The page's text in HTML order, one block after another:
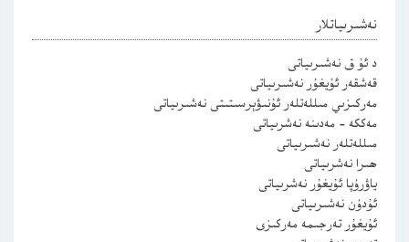
نەشىرىياتلار
د ئۇ ق نەشىرىياتى
قەشقەر ئۇيغۇر نەشىرىياتى
مەركىزىي مىللەتلەر ئۇنىۋېرسىتىتى نەشىرىياتى
مەككە – مەدىنە نەشرىياتى
مىللەتلەر نەشىرىياتى
ھىرا نەشرىياتى
ياۋرۇپا ئۇيغۇر نەشرىياتى
ئۇدۇن نەشىرىياتى
ئۇيغۇر تەرجىمە مەركىزى